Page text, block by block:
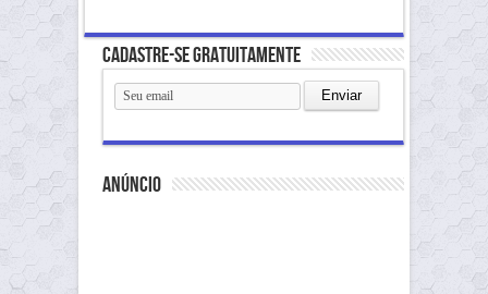
Cadastre-se gratuitamente
anúncio